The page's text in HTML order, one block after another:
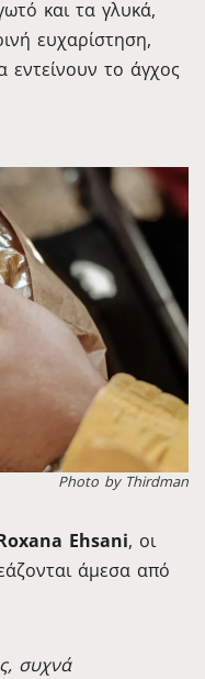
και τα γλυκά,
ευχαρίστηση,
το άγχος
Photo by Thirdman
Ehsani, οι
άμεσα από
συχνά